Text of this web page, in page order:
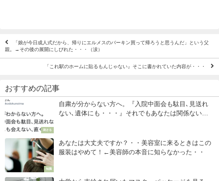
「娘が今日成人式だから、帰りにエルメスのバーキン買って帰ろうと思うんだ」という父
親。→その後の展開にしびれた・・・（涙）
「これ駅のホームに貼るもんじゃない』そこに書かれていた内容が・・・
おすすめの記事
刺さる
自粛が分からない方へ。『入院中面会も駄目､見送れ
ない､遺体にも・・・』それでもあなたは関係ないと
知識
あなたは大丈夫ですか？・・美容室に来るときはこの
服装はやめて！←美容師の本音に知らなかった・・